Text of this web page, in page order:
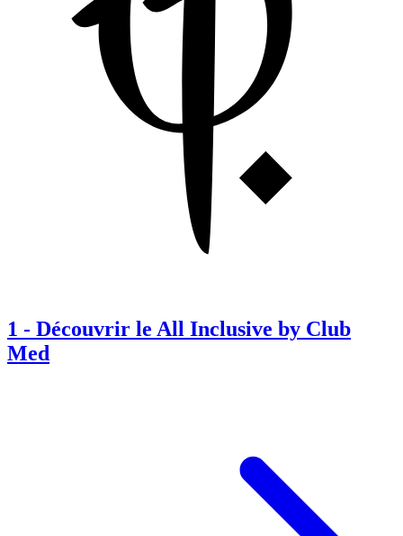
1 - Découvrir le All Inclusive by Club
Med